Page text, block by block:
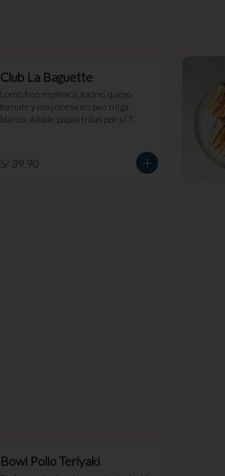
Club La Baguette
Lomo fino, espinaca, tocino, queso,
tomate y mayonesa en pan miga
blanco. Añade papas fritas por s/ 7.
S/ 39.90
Bowl Pollo Teriyaki